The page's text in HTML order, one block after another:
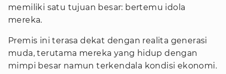
memiliki satu tujuan besar: bertemu idola
mereka.
Premis ini terasa dekat dengan realita generasi
muda, terutama mereka yang hidup dengan
mimpi besar namun terkendala kondisi ekonomi.